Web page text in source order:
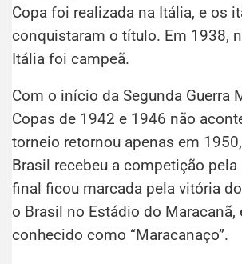
Copa foi realizada na Itália, e os
conquistaram o título. Em 1938,
Itália foi campeã.
Com o início da Segunda Guerra
Copas de 1942 e 1946 não
torneio retornou apenas em
Brasil recebeu a competição pela
final ficou marcada pela vitória
o Brasil no Estádio do Maracanã,
conhecido como “Maracanaço”.